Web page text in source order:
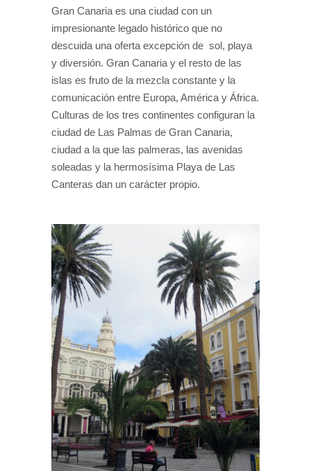
Gran Canaria es una ciudad con un
impresionante legado histórico que no
descuida una oferta excepción de sol, playa
y diversión. Gran Canaria y el resto de las
islas es fruto de la mezcla constante y la
comunicación entre Europa, América y África.
Culturas de los tres continentes configuran la
ciudad de Las Palmas de Gran Canaria,
ciudad a la que las palmeras, las avenidas
soleadas y la hermosísima Playa de Las
Canteras dan un carácter propio.